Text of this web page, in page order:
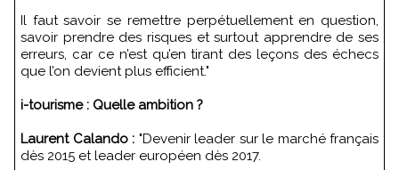
Il faut savoir se remettre perpétuellement en question,
savoir prendre des risques et surtout apprendre de ses
erreurs, car ce n’est qu’en tirant des leçons des échecs
que l’on devient plus efficient."
i-tourisme : Quelle ambition ?
Laurent Calando : "Devenir leader sur le marché français
dès 2015 et leader européen dès 2017.